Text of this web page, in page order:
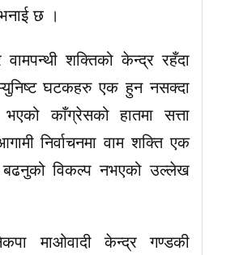
छ ।
शक्तिको केन्द्र रहँदा
घटकहरु एक हुन नसक्दा
काँग्रेसको हातमा सत्ता
निर्वाचनमा वाम शक्ति एक
बढनुको विकल्प नभएको उल्लेख
माओवादी केन्द्र गण्डकी